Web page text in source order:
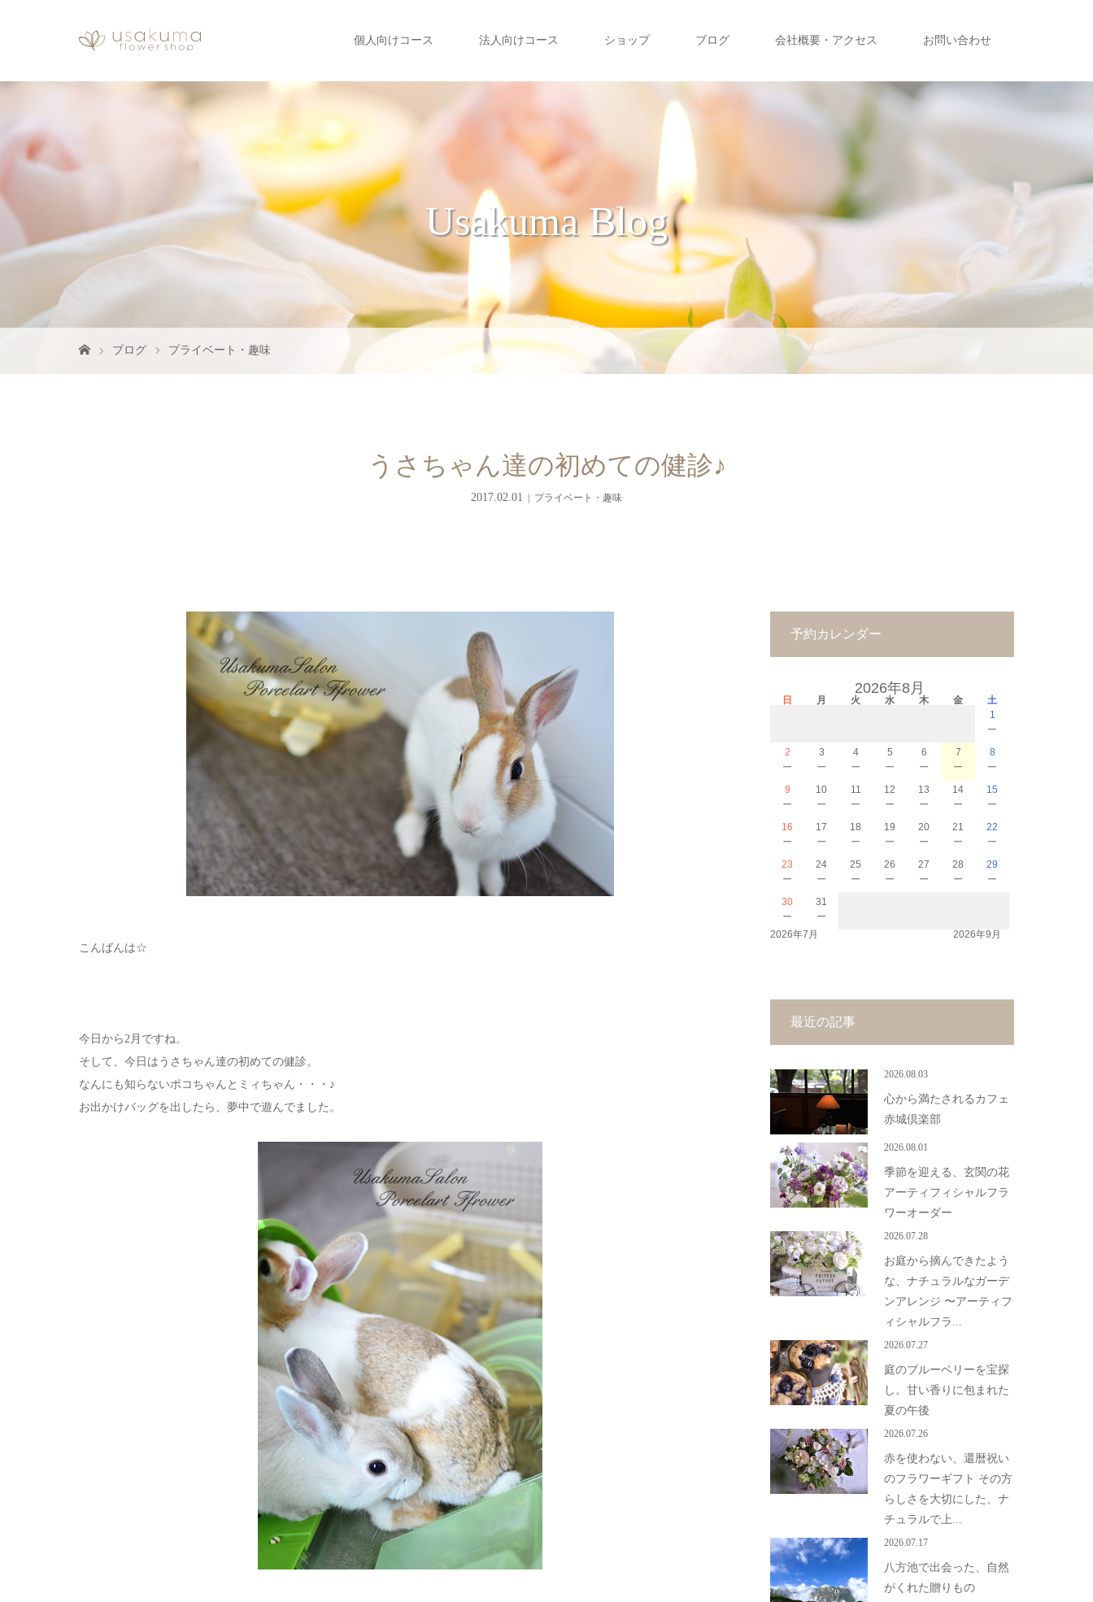
個人向けコース 法人向けコース ショップ ブログ 会社概要・アクセス お問い合わせ
Usakuma Blog
ブログ プライベート・趣味
うさちゃん達の初めての健診♪
2017.02.01 プライベート・趣味
こんばんは☆
今日から2月ですね。
そして、今日はうさちゃん達の初めての健診。
なんにも知らないポコちゃんとミィちゃん・・・♪
お出かけバッグを出したら、夢中で遊んでました。
予約カレンダー
2026年8月
日 月 火 水 木 金
土
1
－
2
－
3
－
4
－
5
－
6
－
7
－
8
－
9
－
10
－
11
－
12
－
13
－
14
－
15
－
16
－
17
－
18
－
19
－
20
－
21
－
22
－
23
－
24
－
25
－
26
－
27
－
28
－
29
－
30
－
31
－
2026年7月 2026年9月
最近の記事
2026.08.03
心から満たされるカフェ
赤城倶楽部
2026.08.01
季節を迎える、玄関の花
アーティフィシャルフラ
ワーオーダー
2026.07.28
お庭から摘んできたよう
な、ナチュラルなガーデ
ンアレンジ 〜アーティフ
ィシャルフラ...
2026.07.27
庭のブルーベリーを宝探
し。甘い香りに包まれた
夏の午後
2026.07.26
赤を使わない、還暦祝い
のフラワーギフト その方
らしさを大切にした、ナ
チュラルで上...
2026.07.17
八方池で出会った、自然
がくれた贈りもの